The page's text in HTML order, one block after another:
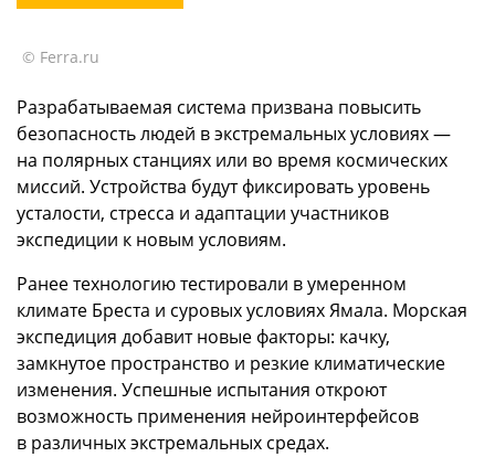
© Ferra.ru
Разрабатываемая система призвана повысить
безопасность людей в экстремальных условиях —
на полярных станциях или во время космических
миссий. Устройства будут фиксировать уровень
усталости, стресса и адаптации участников
экспедиции к новым условиям.
Ранее технологию тестировали в умеренном
климате Бреста и суровых условиях Ямала. Морская
экспедиция добавит новые факторы: качку,
замкнутое пространство и резкие климатические
изменения. Успешные испытания откроют
возможность применения нейроинтерфейсов
в различных экстремальных средах.